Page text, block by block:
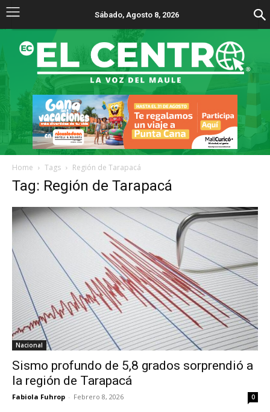
Sábado, Agosto 8, 2026
Home Tags Región de Tarapacá
Tag: Región de Tarapacá
Nacional
Sismo profundo de 5,8 grados sorprendió a
la región de Tarapacá
Fabiola Fuhrop - Febrero 8, 2026 0